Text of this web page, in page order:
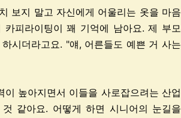
보지 말고 자신에게 어울리는 옷을 마음
카피라이팅이 꽤 기억에 남아요. 제 부모
시더라고요. "얘, 어른들도 예쁜 거 사는
이 높아지면서 이들을 사로잡으려는 산업
같아요. 어떻게 하면 시니어의 눈길을